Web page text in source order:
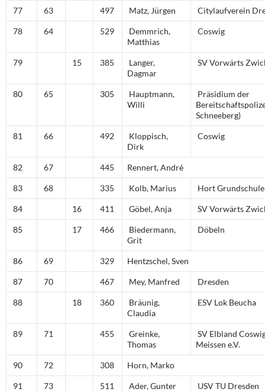
77 63 497 Matz, Jürgen Citylaufverein
78 64 529
Demmrich,
Matthias
Coswig
79 15 385
Langer,
Dagmar
SV Vorwärts
80 65 305
Hauptmann,
Willi
Präsidium der
Schneeberg)
81 66 492
Kloppisch,
Dirk
Coswig
82 67 445 Rennert, André
83 68 335 Kolb, Marius Hort
84 16 411 Göbel, Anja SV Vorwärts
85 17 466
Biedermann,
Grit
Döbeln
86 69 329 Hentzschel, Sven
87 70 467 Mey, Manfred Dresden
88 18 360
Bräunig,
Claudia
ESV Lok Beucha
89 71 455
Greinke,
Thomas
SV Elbland
Meissen e.V.
90 72 308 Horn, Marko
91 73 511 Ader, Gunter USV TU Dresden